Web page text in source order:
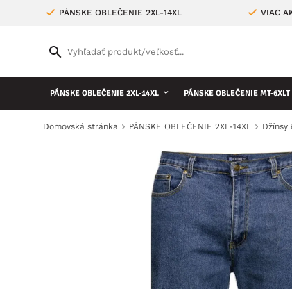
PÁNSKE OBLEČENIE 2XL-14XL VIAC
PÁNSKE OBLEČENIE 2XL-14XL PÁNSKE OBLEČENIE MT-6XLT
Domovská stránka PÁNSKE OBLEČENIE 2XL-14XL Džínsy